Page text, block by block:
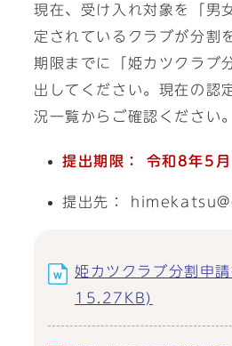
現在、受け入れ対象を「男
定されているクラブが分割
期限までに「姫カツクラブ
出してください。現在の認
況一覧からご確認ください。
提出期限： 令和8年5
提出先：
姫カツクラブ分割申
15.27KB)